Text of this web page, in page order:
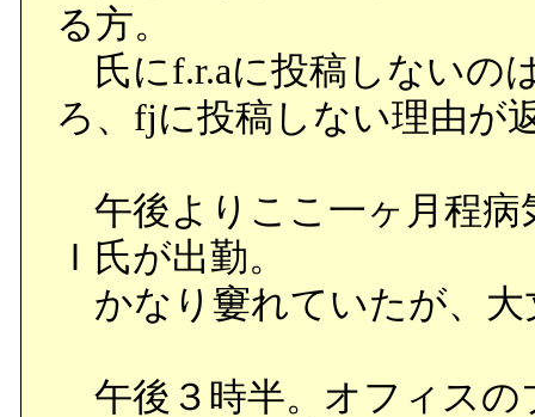
る方。
氏にf.r.aに投稿しないの
ろ、fjに投稿しない理由が
午後よりここ一ヶ月程病
Ｉ氏が出勤。
かなり窶れていたが、大
午後３時半。オフィスの